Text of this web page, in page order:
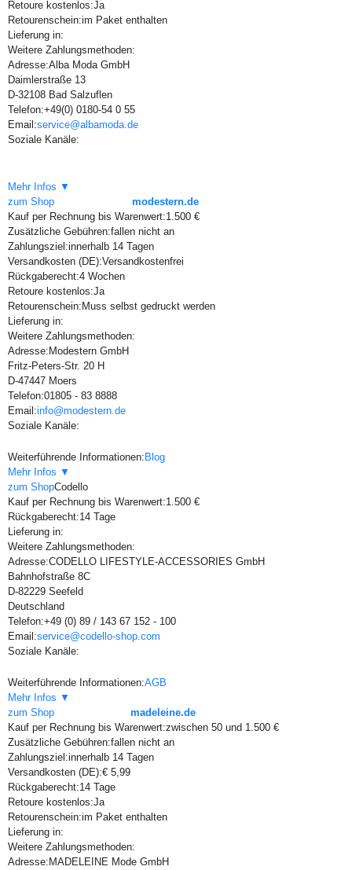
Retoure kostenlos:Ja
Retourenschein:im Paket enthalten
Lieferung in:
Weitere Zahlungsmethoden:
Adresse:Alba Moda GmbH
Daimlerstraße 13
D-32108 Bad Salzuflen
Telefon:+49(0) 0180-54 0 55
Email:service@albamoda.de
Soziale Kanäle:
Mehr Infos ▼
zum Shop
modestern.de
Kauf per Rechnung bis Warenwert:1.500 €
Zusätzliche Gebühren:fallen nicht an
Zahlungsziel:innerhalb 14 Tagen
Versandkosten (DE):Versandkostenfrei
Rückgaberecht:4 Wochen
Retoure kostenlos:Ja
Retourenschein: Muss selbst gedruckt werden
Lieferung in:
Weitere Zahlungsmethoden:
Adresse: Modestern GmbH
Fritz-Peters-Str. 20 H
D-47447 Moers
Telefon:01805 - 83 8888
Email:info@modestern.de
Soziale Kanäle:
Weiterführende Informationen: Blog
Mehr Infos ▼
zum ShopCodello
Kauf per Rechnung bis Warenwert:1.500 €
Rückgaberecht:14 Tage
Lieferung in:
Weitere Zahlungsmethoden:
Adresse:CODELLO LIFESTYLE-ACCESSORIES GmbH
Bahnhofstraße 8C
D-82229 Seefeld
Deutschland
Telefon:+49 (0) 89 / 143 67 152 - 100
Email:service@codello-shop.com
Soziale Kanäle:
Weiterführende Informationen:AGB
Mehr Infos ▼
zum Shop
madeleine.de
Kauf per Rechnung bis Warenwert:zwischen 50 und 1.500 €
Zusätzliche Gebühren:fallen nicht an
Zahlungsziel:innerhalb 14 Tagen
Versandkosten (DE):€ 5,99
Rückgaberecht:14 Tage
Retoure kostenlos:Ja
Retourenschein:im Paket enthalten
Lieferung in:
Weitere Zahlungsmethoden:
Adresse: MADELEINE Mode GmbH